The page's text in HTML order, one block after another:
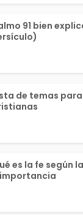
91 bien
de temas
es la fe según